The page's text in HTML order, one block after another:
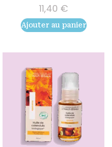
out of 5
11,40 €
Ajouter au panier